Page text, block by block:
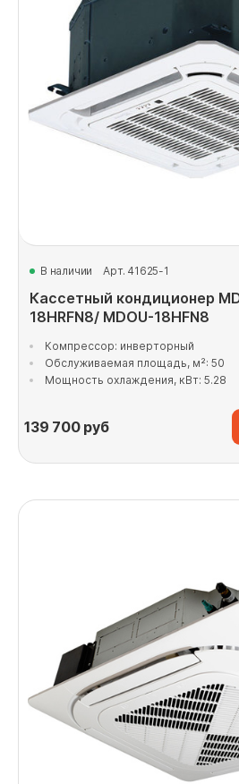
В наличии Арт. 41625-1
Кассетный кондиционер
18HRFN8/ MDOU-18HFN8
Компрессор: инверторный
Обслуживаемая площадь, м²: 50
Мощность охлаждения, кВт: 5.28
139 700руб